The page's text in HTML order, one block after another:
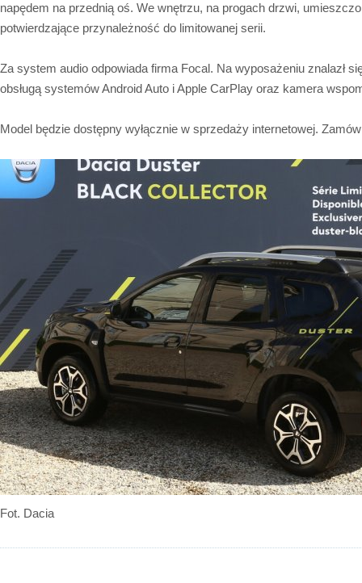
napędem na przednią oś. We wnętrzu, na progach drzwi,
potwierdzające przynależność do limitowanej serii.
Za system audio odpowiada firma Focal. Na wyposażeniu znalazł
obsługą systemów Android Auto i Apple CarPlay oraz kamera
Model będzie dostępny wyłącznie w sprzedaży internetowej.
Fot. Dacia